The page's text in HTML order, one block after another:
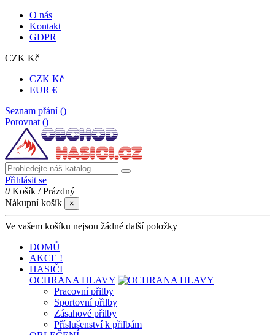
O nás
Kontakt
GDPR
CZK Kč
CZK Kč
EUR €
Seznam přání ()
Porovnat ()
Přihlásit se
0 Košík /Prázdný
Nákupní košík
×
Ve vašem košíku nejsou žádné další položky
DOMŮ
AKCE !
HASIČI
OCHRANA HLAVY
Pracovní přilby
Sportovní přilby
Zásahové přilby
Příslušenství k přilbám